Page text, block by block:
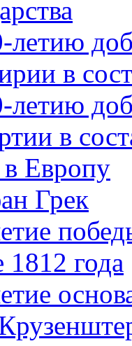
летию
в
летию
в
Европу
Грек
1812 года